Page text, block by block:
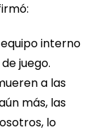
interno
juego.
a las
más, las
lo